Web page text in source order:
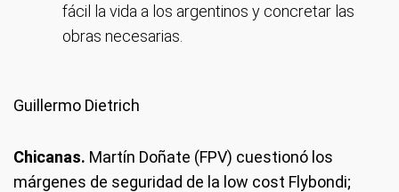
fácil la vida a los argentinos y concretar las
obras necesarias.
Guillermo Dietrich
Chicanas. Martín Doñate (FPV) cuestionó los
márgenes de seguridad de la low cost Flybondi;